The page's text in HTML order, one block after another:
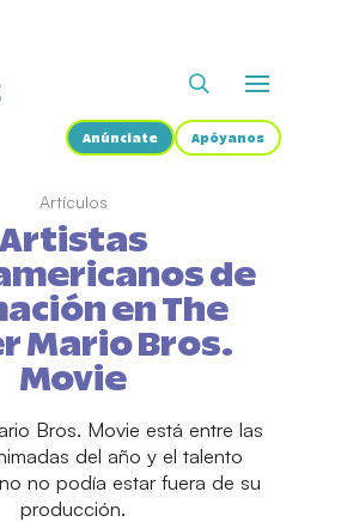
Anúnciate Apóyanos
Artículos
Artistas
de
en The
Mario Bros.
Movie
Bros. Movie está entre las
del año y el talento
no podía estar fuera de su
producción.